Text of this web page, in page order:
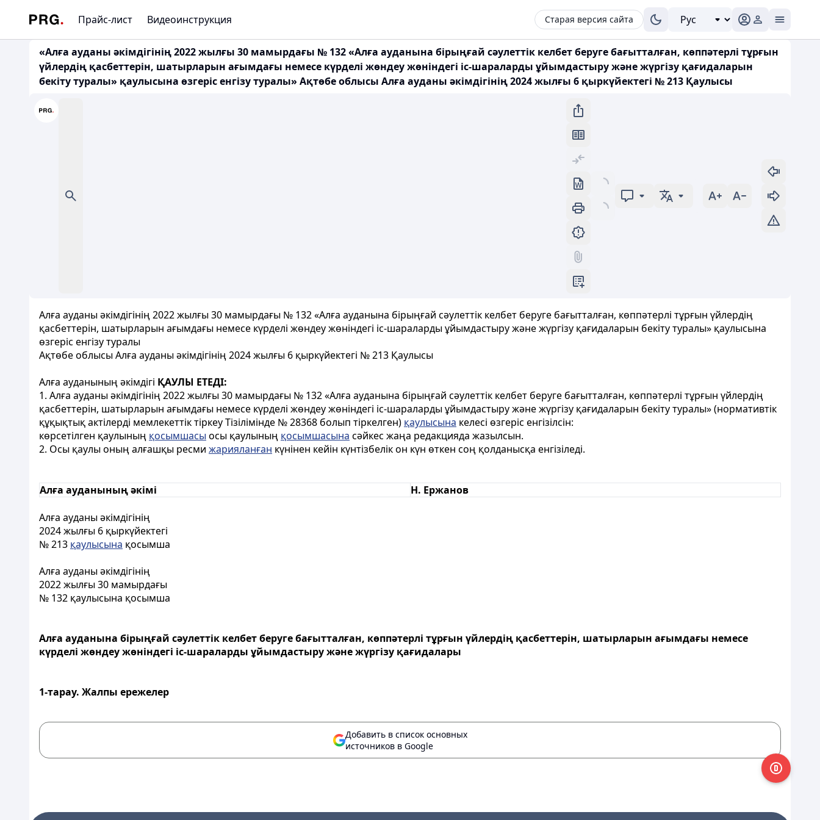
Прайс-лист Видеоинструкция Старая версия сайта
«Алға ауданы әкімдігінің 2022 жылғы 30 мамырдағы № 132 «Алға ауданына бірыңғай сәулеттік келбет беруге бағытталған, көппәтерлі тұрғын
үйлердің қасбеттерін, шатырларын ағымдағы немесе күрделі жөндеу жөніндегі іс-шараларды ұйымдастыру және жүргізу қағидаларын
бекіту туралы» қаулысына өзгеріс енгізу туралы» Ақтөбе облысы Алға ауданы әкімдігінің 2024 жылғы 6 қыркүйектегі № 213 Қаулысы
Алға ауданы әкімдігінің 2022 жылғы 30 мамырдағы № 132 «Алға ауданына бірыңғай сәулеттік келбет беруге бағытталған, көппәтерлі тұрғын үйлердің
қасбеттерін, шатырларын ағымдағы немесе күрделі жөндеу жөніндегі іс-шараларды ұйымдастыру және жүргізу қағидаларын бекіту туралы» қаулысына
өзгеріс енгізу туралы
Ақтөбе облысы Алға ауданы әкімдігінің 2024 жылғы 6 қыркүйектегі № 213 Қаулысы
Алға ауданының әкімдігі ҚАУЛЫ ЕТЕДІ:
1. Алға ауданы әкімдігінің 2022 жылғы 30 мамырдағы № 132 «Алға ауданына бірыңғай сәулеттік келбет беруге бағытталған, көппәтерлі тұрғын үйлердің
қасбеттерін, шатырларын ағымдағы немесе күрделі жөндеу жөніндегі іс-шараларды ұйымдастыру және жүргізу қағидаларын бекіту туралы» (нормативтік
құқықтық актілерді мемлекеттік тіркеу Тізілімінде № 28368 болып тіркелген) қаулысына келесі өзгеріс енгізілсін:
көрсетілген қаулының қосымшасы осы қаулының қосымшасына сәйкес жаңа редакцияда жазылсын.
2. Осы қаулы оның алғашқы ресми жарияланған күнінен кейін күнтізбелік он күн өткен соң қолданысқа енгізіледі.
Алға ауданының әкімі Н. Ержанов
Алға ауданы әкімдігінің
2024 жылғы 6 қыркүйектегі
№ 213 қаулысына қосымша
Алға ауданы әкімдігінің
2022 жылғы 30 мамырдағы
№ 132 қаулысына қосымша
Алға ауданына бірыңғай сәулеттік келбет беруге бағытталған, көппәтерлі тұрғын үйлердің қасбеттерін, шатырларын ағымдағы немесе
күрделі жөндеу жөніндегі іс-шараларды ұйымдастыру және жүргізу қағидалары
1-тарау. Жалпы ережелер
Добавить в список основных
источников в Google